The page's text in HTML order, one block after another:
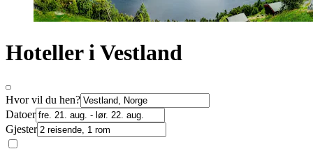
Hoteller i Vestland
Hvor vil du hen?
Datoer
Gjester